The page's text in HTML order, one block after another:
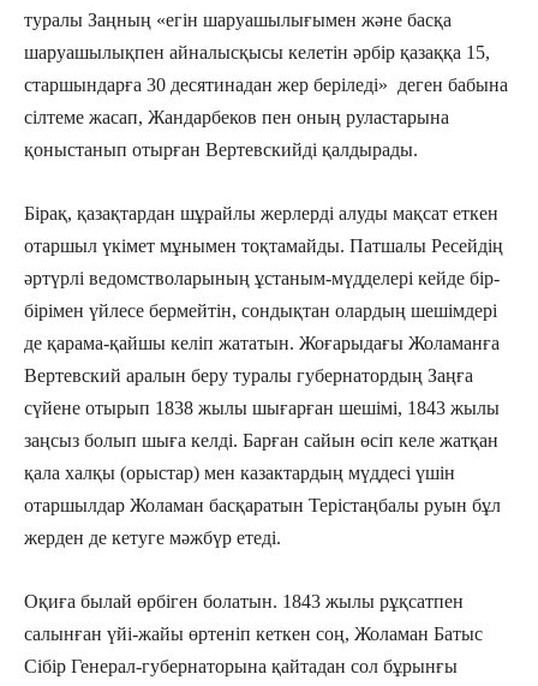
туралы Заңның «егін шаруашылығымен және басқа
шаруашылықпен айналысқысы келетін әрбір қазаққа 15,
старшындарға 30 десятинадан жер беріледі» деген бабына
сілтеме жасап, Жандарбеков пен оның руластарына
қоныстанып отырған Вертевскийді қалдырады.
Бірақ, қазақтардан шұрайлы жерлерді алуды мақсат еткен
отаршыл үкімет мұнымен тоқтамайды. Патшалы Ресейдің
әртүрлі ведомстволарының ұстаным-мүдделері кейде бір-
бірімен үйлесе бермейтін, сондықтан олардың шешімдері
де қарама-қайшы келіп жататын. Жоғарыдағы Жоламанға
Вертевский аралын беру туралы губернатордың Заңға
сүйене отырып 1838 жылы шығарған шешімі, 1843 жылы
заңсыз болып шыға келді. Барған сайын өсіп келе жатқан
қала халқы (орыстар) мен казактардың мүддесі үшін
отаршылдар Жоламан басқаратын Терістаңбалы руын бұл
жерден де кетуге мәжбүр етеді.
Оқиға былай өрбіген болатын. 1843 жылы рұқсатпен
салынған үйі-жайы өртеніп кеткен соң, Жоламан Батыс
Сібір Генерал-губернаторына қайтадан сол бұрынғы